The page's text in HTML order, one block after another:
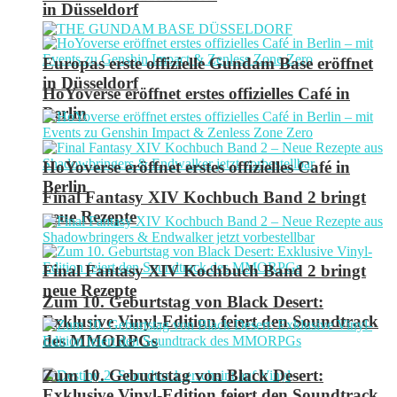
in Düsseldorf
HoYoverse eröffnet erstes offizielles Café in
Berlin
Final Fantasy XIV Kochbuch Band 2 bringt
neue Rezepte
Zum 10. Geburtstag von Black Desert:
Exklusive Vinyl-Edition feiert den Soundtrack
des MMORPGs
Europas erste offizielle Gundam Base eröffnet
in Düsseldorf
HoYoverse eröffnet erstes offizielles Café in
Berlin
Final Fantasy XIV Kochbuch Band 2 bringt
neue Rezepte
Zum 10. Geburtstag von Black Desert: